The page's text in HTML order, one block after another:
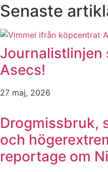
Senaste
Journalistlinjen
Asecs!
27 maj, 2026
Drogmissbruk,
och
reportage om